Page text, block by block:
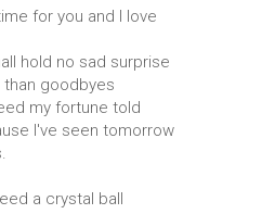
for you and I love
hold no sad surprise
than goodbyes
my fortune told
I've seen tomorrow
a crystal ball